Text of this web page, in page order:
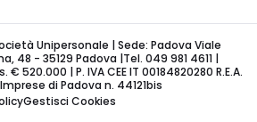
Società Unipersonale | Sede: Padova Viale
48 - 35129 Padova |Tel. 049 981 4611 |
520.000 | P. IVA CEE IT 00184820280 R.E.A.
di Padova n. 44121bis
Gestisci Cookies